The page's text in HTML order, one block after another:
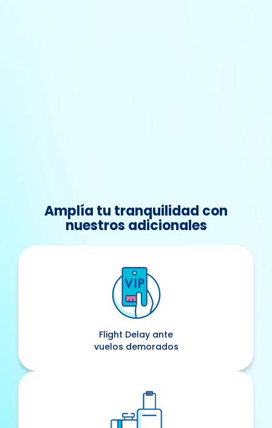
Amplía tu tranquilidad con
nuestros adicionales
Flight Delay ante
vuelos demorados